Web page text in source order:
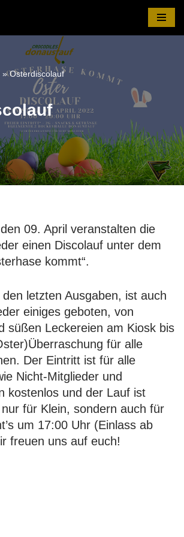
»Osterdiscolauf
09. April veranstalten die
einen Discolauf unter dem
kommt“.
letzten Ausgaben, ist auch
einiges geboten, von
süßen Leckereien am Kiosk bis
für alle
Der Eintritt ist für alle
Nicht-Mitglieder und
kostenlos und der Lauf ist
für Klein, sondern auch für
um 17:00 Uhr (Einlass ab
freuen uns auf euch!